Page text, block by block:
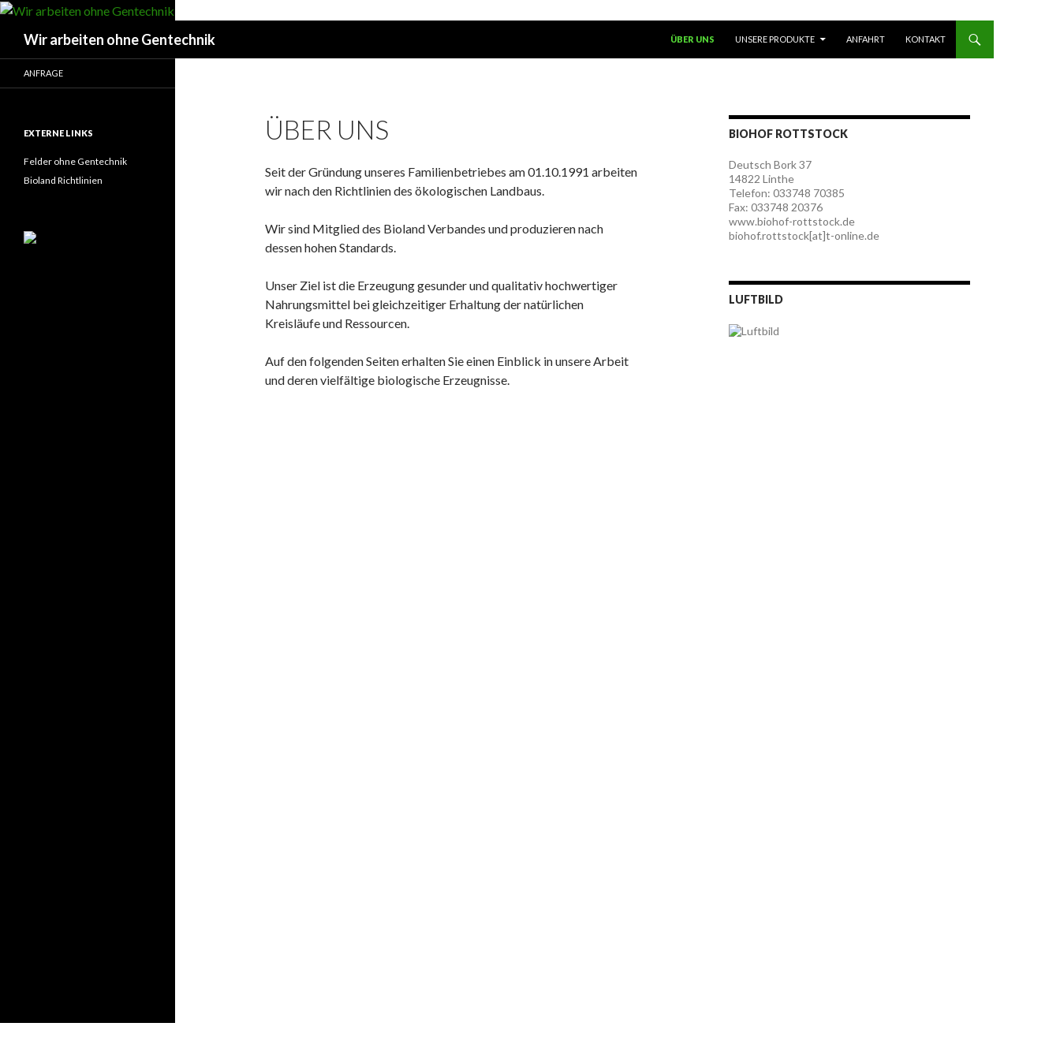
Wir arbeiten ohne Gentechnik
ÜBER UNS
UNSERE PRODUKTE ANFAHRT KONTAKT
ÜBER UNS
Seit der Gründung unseres Familienbetriebes am 01.10.1991 arbeiten
wir nach den Richtlinien des ökologischen Landbaus.
Wir sind Mitglied des Bioland Verbandes und produzieren nach
dessen hohen Standards.
Unser Ziel ist die Erzeugung gesunder und qualitativ hochwertiger
Nahrungsmittel bei gleichzeitiger Erhaltung der natürlichen
Kreisläufe und Ressourcen.
Auf den folgenden Seiten erhalten Sie einen Einblick in unsere Arbeit
und deren vielfältige biologische Erzeugnisse.
BIOHOF ROTTSTOCK
Deutsch Bork 37
14822 Linthe
Telefon: 033748 70385
Fax: 033748 20376
www.biohof-rottstock.de
biohof.rottstock[at]t-online.de
LUFTBILD
ANFRAGE
EXTERNE LINKS
Felder ohne Gentechnik
Bioland Richtlinien